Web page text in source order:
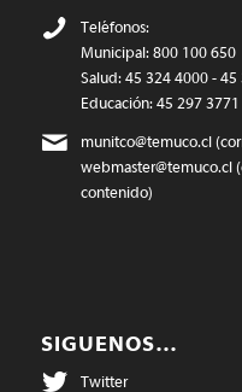
Teléfonos:
Municipal: 800 100 650
Salud: 45 324 4000 - 45
Educación: 45 297 3771
munitco@temuco.cl
webmaster@temuco.cl
contenido)
SIGUENOS…
Twitter